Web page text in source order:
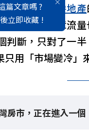
篇文章嗎 ?
後立即收藏 !
些過去常談房地產
房地產的文章流
判斷，只對了一
用「市場變冷」
房市，正在進入一